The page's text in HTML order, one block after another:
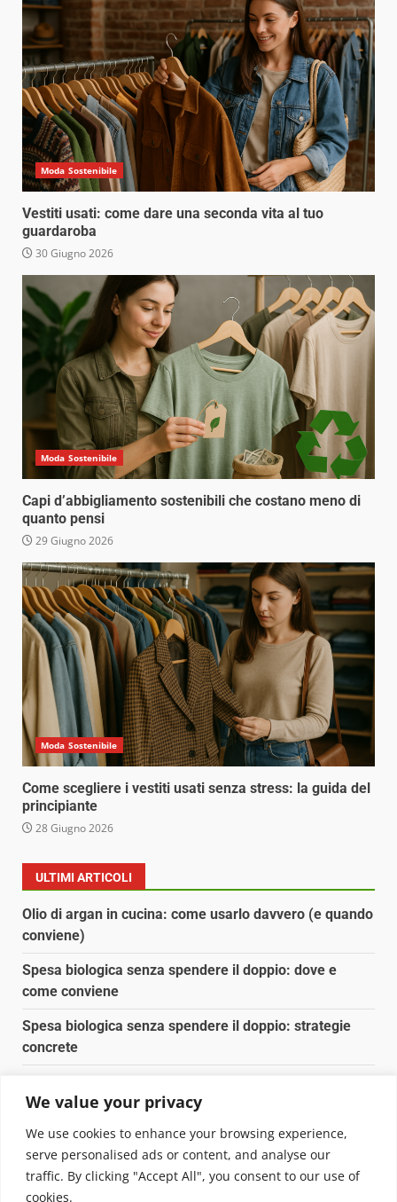
We value your privacy
We use cookies to enhance your browsing experience,
serve personalised ads or content, and analyse our
traffic. By clicking "Accept All", you consent to our use of
cookies.
Moda Sostenibile
Vestiti usati: come dare una seconda vita al tuo
guardaroba
30 Giugno 2026
Moda Sostenibile
Capi d’abbigliamento sostenibili che costano meno di
quanto pensi
29 Giugno 2026
Moda Sostenibile
Come scegliere i vestiti usati senza stress: la guida del
principiante
28 Giugno 2026
ULTIMI ARTICOLI
Olio di argan in cucina: come usarlo davvero (e quando
conviene)
Spesa biologica senza spendere il doppio: dove e
come conviene
Spesa biologica senza spendere il doppio: strategie
concrete
Pulizia naturale della casa: 3 ingredienti che
sostituiscono 10 prodotti chimici
Copyright © 2025 Biopianeta.it proprietà di Jws Media